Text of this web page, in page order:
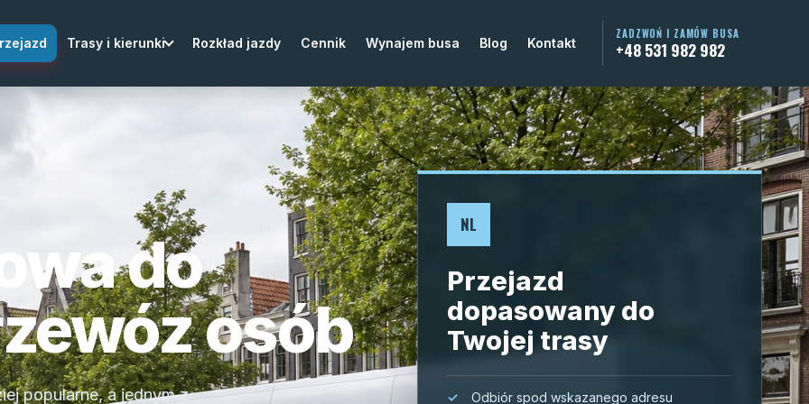
Trasy i kierunki Rozkład jazdy Cennik Wynajem busa Blog Kontakt
ZADZWOŃ I ZAMÓW BUSA
+48 531 982 982
do
osób
popularne, a jednym z
NL
Przejazd
dopasowany do
Twojej trasy
Odbiór spod wskazanego adresu